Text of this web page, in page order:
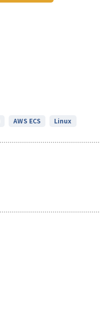
AWS ECS Linux